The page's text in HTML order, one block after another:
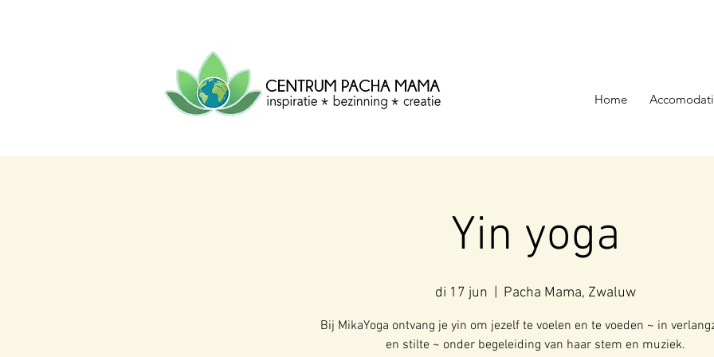
CENTRUM
PACHA
MAMA Centrum voor inspiratie, bezinning &
creatie.
Home
Yin yoga
di 17 jun Pacha Mama, Zwaluw
Bij MikaYoga ontvang je yin om jezelf te voelen en te voeden ~ in
en stilte ~ onder begeleiding van haar stem en muziek.